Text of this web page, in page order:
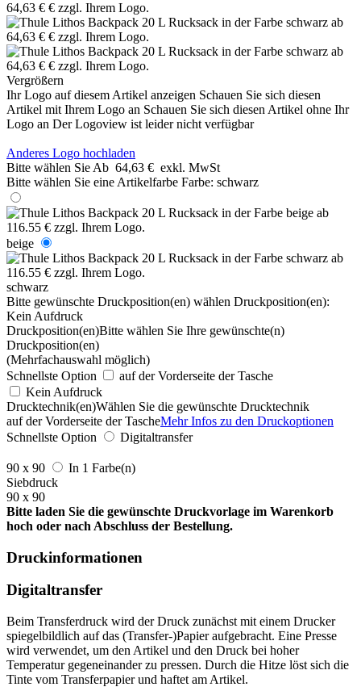
Vergrößern
Ihr Logo auf diesem Artikel anzeigen Schauen Sie sich diesen
Artikel mit Ihrem Logo an Schauen Sie sich diesen Artikel ohne Ihr
Logo an Der Logoview ist leider nicht verfügbar
Anderes Logo hochladen
Bitte wählen Sie Ab 64,63 € exkl. MwSt
Bitte wählen Sie eine Artikelfarbe Farbe: schwarz
beige
schwarz
Bitte gewünschte Druckposition(en) wählen Druckposition(en):
Kein Aufdruck
Druckposition(en)Bitte wählen Sie Ihre gewünschte(n)
Druckposition(en)
(Mehrfachauswahl möglich)
Schnellste Option
auf der Vorderseite der Tasche
Kein Aufdruck
Drucktechnik(en)Wählen Sie die gewünschte Drucktechnik
auf der Vorderseite der TascheMehr Infos zu den Druckoptionen
Schnellste Option
Digitaltransfer
90 x 90
In 1 Farbe(n)
Siebdruck
90 x 90
Bitte laden Sie die gewünschte Druckvorlage im Warenkorb
hoch oder nach Abschluss der Bestellung.
Druckinformationen
Digitaltransfer
Beim Transferdruck wird der Druck zunächst mit einem Drucker
spiegelbildlich auf das (Transfer-)Papier aufgebracht. Eine Presse
wird verwendet, um den Artikel und den Druck bei hoher
Temperatur gegeneinander zu pressen. Durch die Hitze löst sich die
Tinte vom Transferpapier und haftet am Artikel.